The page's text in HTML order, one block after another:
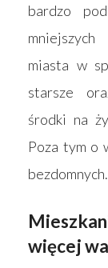
bardzo
miasta w
starsze
środki na
Poza tym o
bezdomnych.
więcej